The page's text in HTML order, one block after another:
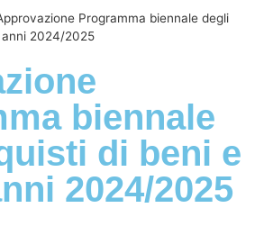
Programma biennale degli
2024/2025
biennale
di beni e
2024/2025